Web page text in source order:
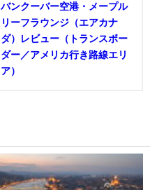
バンクーバー空港・メープル
リーフラウンジ（エアカナ
ダ）レビュー（トランスボー
ダー／アメリカ行き路線エリ
ア）